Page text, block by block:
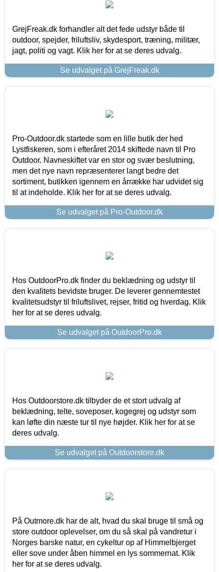
GrejFreak.dk forhandler alt det fede udstyr både til
outdoor, spejder, friluftsliv, skydesport, træning, militær,
jagt, politi og vagt. Klik her for at se deres udvalg.
Se udvalget på GrejFreak.dk
Pro-Outdoor.dk startede som en lille butik der hed
Lystfiskeren, som i efteråret 2014 skiftede navn til Pro
Outdoor. Navneskiftet var en stor og svær beslutning,
men det nye navn repræsenterer langt bedre det
sortiment, butikken igennem en årrække har udvidet sig
til at indeholde. Klik her for at se deres udvalg.
Se udvalget på Pro-Outdoor.dk
Hos OutdoorPro.dk finder du beklædning og udstyr til
den kvalitets bevidste bruger. De leverer gennemtestet
kvalitetsudstyr til friluftslivet, rejser, fritid og hverdag. Klik
her for at se deres udvalg.
Se udvalget på OutdoorPro.dk
Hos Outdoorstore.dk tilbyder de et stort udvalg af
beklædning, telte, soveposer, kogegrej og udstyr som
kan løfte din næste tur til nye højder. Klik her for at se
deres udvalg.
Se udvalget på Outdoorstore.dk
På Outmore.dk har de alt, hvad du skal bruge til små og
store outdoor oplevelser, om du så skal på vandretur i
Norges barske natur, en cykeltur op af Himmelbjerget
eller sove under åben himmel en lys sommernat. Klik
her for at se deres udvalg.